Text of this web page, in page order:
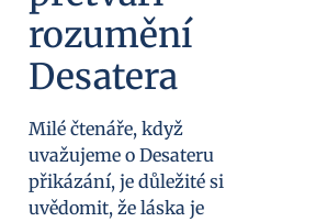
rozumění
Desatera
Milé čtenáře, když
uvažujeme o Desateru
přikázání, je důležité si
uvědomit, že láska je